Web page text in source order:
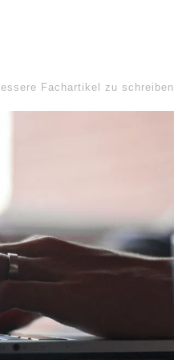
Fachartikel zu schreiben